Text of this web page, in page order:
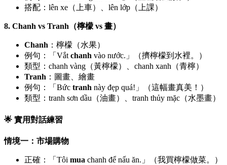
搭配：lên xe（上車）、lên lớp（上課）
8. Chanh vs Tranh（檸檬 vs 畫）
Chanh ：檸檬（水果）
例句：「Vắtchanh vào nước.」（擠檸檬到水裡。）
類型：chanh vàng（黃檸檬）、chanh xanh（青檸）
Tranh ：圖畫、繪畫
例句：「Bức tranh này đẹp quá!」（這幅畫真美！）
類型：tranh sơn dầu（油畫）、tranh thủy mặc（水墨畫）
🌟 實用對話練習
情境一：市場購物
正確：「Tôi mua chanh để nấu ăn.」（我買檸檬做菜。）